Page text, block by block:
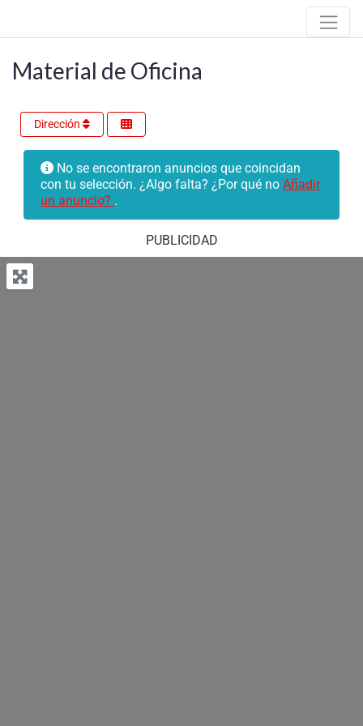
Material de Oficina
Dirección
No se encontraron anuncios que coincidan
con tu selección. ¿Algo falta? ¿Por qué no Añadir
un anuncio? .
PUBLICIDAD